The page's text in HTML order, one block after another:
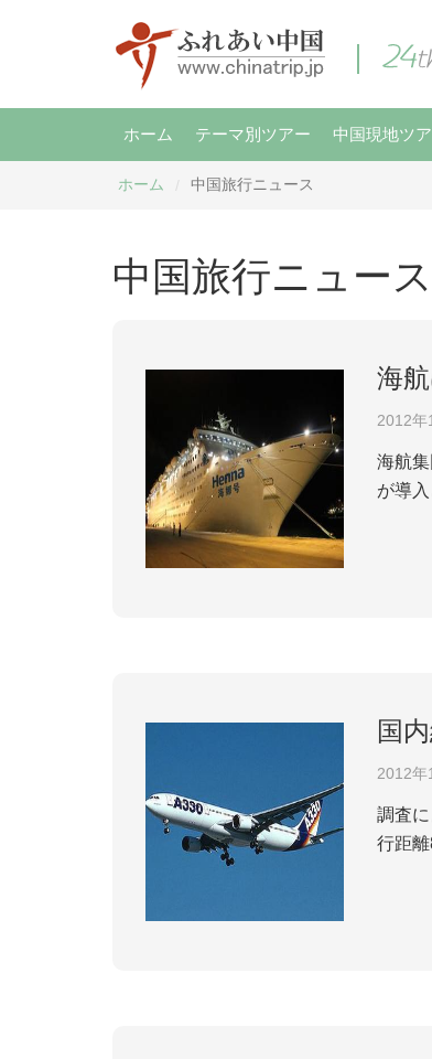
ホーム テーマ別ツアー 中国現地ツ
ホーム 中国旅行ニュース
中国旅行ニュース
海
2012年
海航
が導
国
2012年
調査
行距